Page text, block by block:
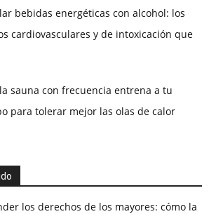
bebidas energéticas con alcohol: los
cardiovasculares y de intoxicación que
sauna con frecuencia entrena a tu
para tolerar mejor las olas de calor
los derechos de los mayores: cómo la